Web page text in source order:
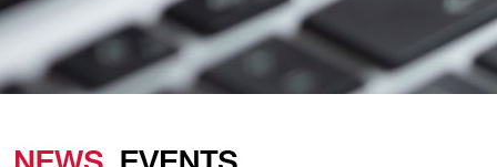
服
案
站
圈
子
关